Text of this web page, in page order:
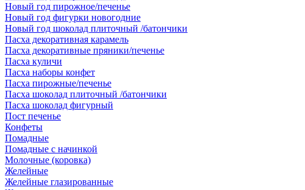
Новый год пирожное/печенье
Новый год фигурки новогодние
Новый год шоколад плиточный /батончики
Пасха декоративная карамель
Пасха декоративные пряники/печенье
Пасха куличи
Пасха наборы конфет
Пасха пирожные/печенье
Пасха шоколад плиточный /батончики
Пасха шоколад фигурный
Пост печенье
Конфеты
Помадные
Помадные с начинкой
Молочные (коровка)
Желейные
Желейные глазированные